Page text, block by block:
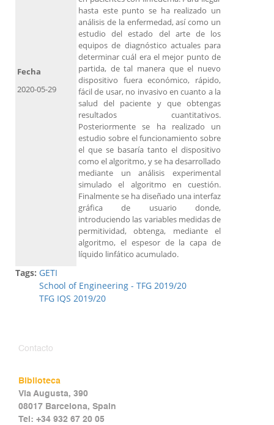
hasta este punto se ha realizado un
análisis de la enfermedad, así como un
estudio del estado del arte de los
equipos de diagnóstico actuales para
determinar cuál era el mejor punto de
partida, de tal manera que el nuevo
dispositivo fuera económico, rápido,
fácil de usar, no invasivo en cuanto a la
salud del paciente y que obtengas
resultados cuantitativos.
Posteriormente se ha realizado un
estudio sobre el funcionamiento sobre
el que se basaría tanto el dispositivo
como el algoritmo, y se ha desarrollado
mediante un análisis experimental
simulado el algoritmo en cuestión.
Finalmente se ha diseñado una interfaz
gráfica de usuario donde,
introduciendo las variables medidas de
permitividad, obtenga, mediante el
algoritmo, el espesor de la capa de
líquido linfático acumulado.
Fecha
2020-05-29
Tags: GETI
School of Engineering - TFG 2019/20
TFG IQS 2019/20
Contacto
Biblioteca
Via Augusta, 390
08017 Barcelona, Spain
Tel: +34 932 67 20 05